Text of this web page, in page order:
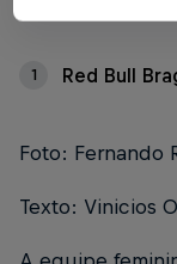
1 Red Bull
Foto: Fernando
Texto: Vinicios